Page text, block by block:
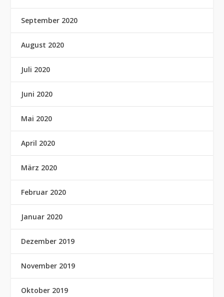
September 2020
August 2020
Juli 2020
Juni 2020
Mai 2020
April 2020
März 2020
Februar 2020
Januar 2020
Dezember 2019
November 2019
Oktober 2019